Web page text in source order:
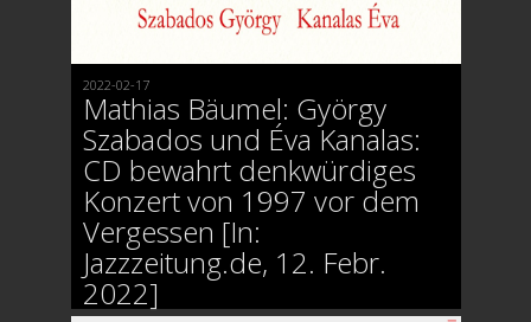
2022-02-17
Mathias Bäumel: György
Szabados und Éva Kanalas:
CD bewahrt denkwürdiges
Konzert von 1997 vor dem
Vergessen [In:
Jazzzeitung.de, 12. Febr.
2022]